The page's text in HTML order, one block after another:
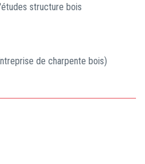
structure bois
de charpente bois)